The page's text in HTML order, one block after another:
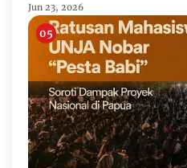
Jun 23, 2026